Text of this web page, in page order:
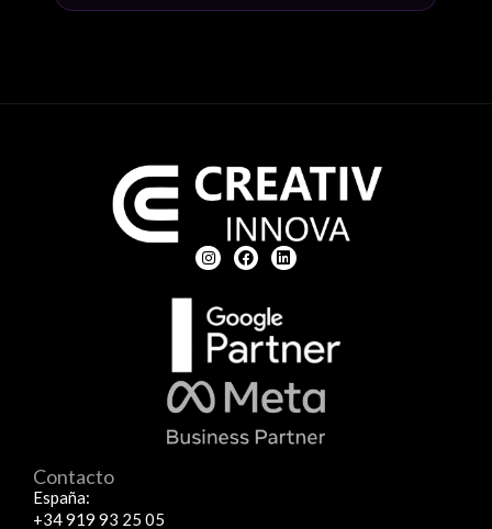
Contacto
España:
+34 919 93 25 05